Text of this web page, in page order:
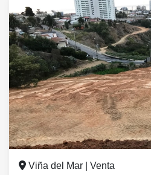
Viña del Mar | Venta